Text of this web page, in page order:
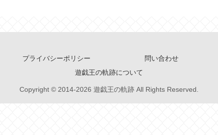
プライバシーポリシー
問い合わせ
遊戯王の軌跡について
Copyright © 2014-2026 遊戯王の軌跡 All Rights Reserved.